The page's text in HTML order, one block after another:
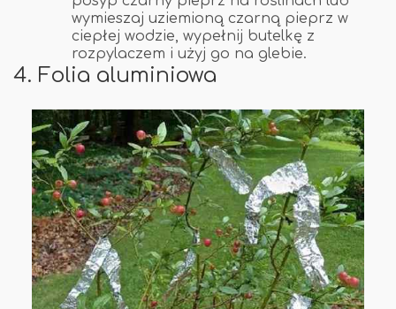
wymieszaj uziemioną czarną pieprz w
ciepłej wodzie, wypełnij butelkę z
rozpylaczem i użyj go na glebie.
4. Folia aluminiowa